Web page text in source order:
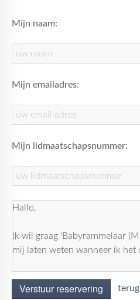
Mijn naam:
Mijn emailadres:
Mijn lidmaatschapsnummer:
Verstuur reservering terug